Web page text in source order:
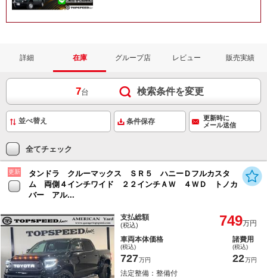
詳細 在庫 グループ店 レビュー 販売実績
7台 検索条件を変更
条件保存
更新時に
メール送信
全てチェック
更新
タンドラ クルーマックス ＳＲ５ ハニーＤフルカスタ
ム 両側４インチワイド ２２インチＡＷ ４ＷＤ トノカ
バー アル...
支払総額
(税込) 749万円
車両本体価格
(税込)
727万円
諸費用
(税込)
22万円
法定整備：整備付